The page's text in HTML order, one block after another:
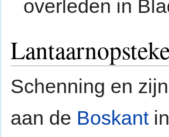
overleden in
Schenning en
aan de Boskant